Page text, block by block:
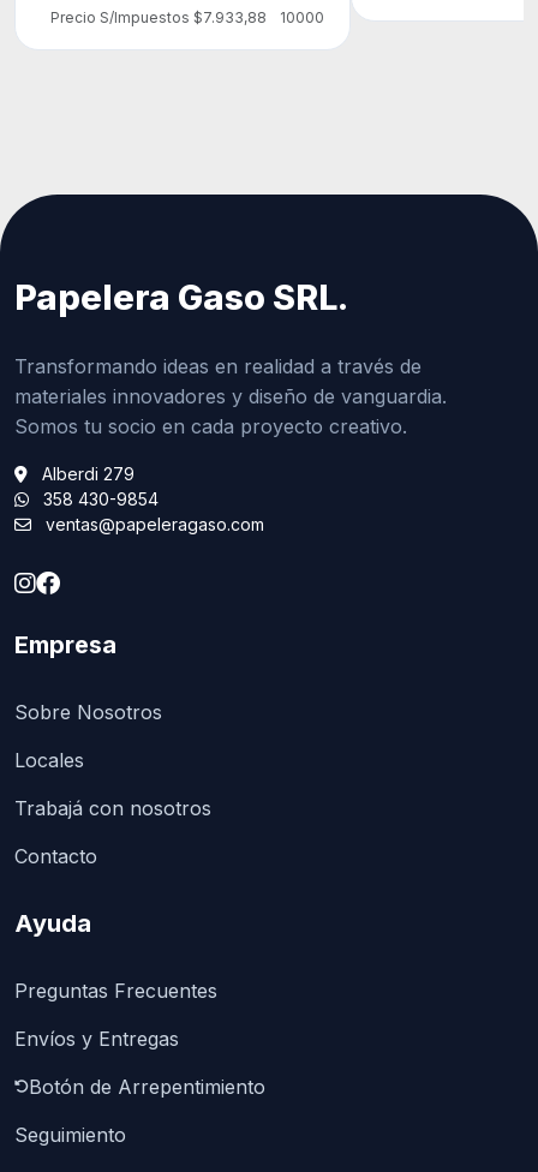
Precio S/Impuestos $7.933,88 10000
Papelera Gaso SRL.
Transformando ideas en realidad a través de
materiales innovadores y diseño de vanguardia.
Somos tu socio en cada proyecto creativo.
Alberdi 279
358 430-9854
ventas@papeleragaso.com
Empresa
Sobre Nosotros
Locales
Trabajá con nosotros
Contacto
Ayuda
Preguntas Frecuentes
Envíos y Entregas
Botón de Arrepentimiento
Seguimiento